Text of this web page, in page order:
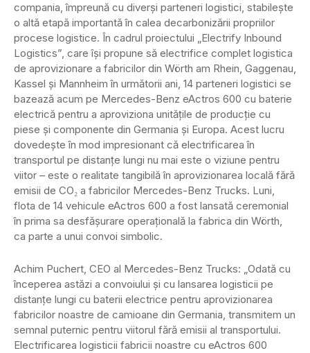
compania, împreună cu diverși parteneri logistici, stabilește
o altă etapă importantă în calea decarbonizării propriilor
procese logistice. În cadrul proiectului „Electrify Inbound
Logistics”, care își propune să electrifice complet logistica
de aprovizionare a fabricilor din Wörth am Rhein, Gaggenau,
Kassel și Mannheim în următorii ani, 14 parteneri logistici se
bazează acum pe Mercedes-Benz eActros 600 cu baterie
electrică pentru a aproviziona unitățile de producție cu
piese și componente din Germania și Europa. Acest lucru
dovedește în mod impresionant că electrificarea în
transportul pe distanțe lungi nu mai este o viziune pentru
viitor – este o realitate tangibilă în aprovizionarea locală fără
emisii de CO₂ a fabricilor Mercedes-Benz Trucks. Luni,
flota de 14 vehicule eActros 600 a fost lansată ceremonial
în prima sa desfășurare operațională la fabrica din Wörth,
ca parte a unui convoi simbolic.
Achim Puchert, CEO al Mercedes-Benz Trucks: „Odată cu
începerea astăzi a convoiului și cu lansarea logisticii pe
distanțe lungi cu baterii electrice pentru aprovizionarea
fabricilor noastre de camioane din Germania, transmitem un
semnal puternic pentru viitorul fără emisii al transportului.
Electrificarea logisticii fabricii noastre cu eActros 600